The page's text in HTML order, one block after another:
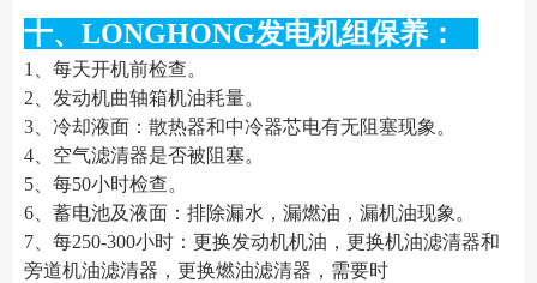
十、LONGHONG发电机组保养：
1、每天开机前检查。
2、发动机曲轴箱机油耗量。
3、冷却液面：散热器和中冷器芯电有无阻塞现象。
4、空气滤清器是否被阻塞。
5、每50小时检查。
6、蓄电池及液面：排除漏水，漏燃油，漏机油现象。
7、每250-300小时：更换发动机机油，更换机油滤清器和
旁道机油滤清器，更换燃油滤清器，需要时